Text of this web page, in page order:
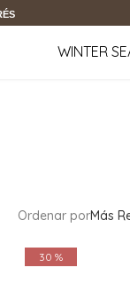
WINTER
Ordenar porMás
30 %